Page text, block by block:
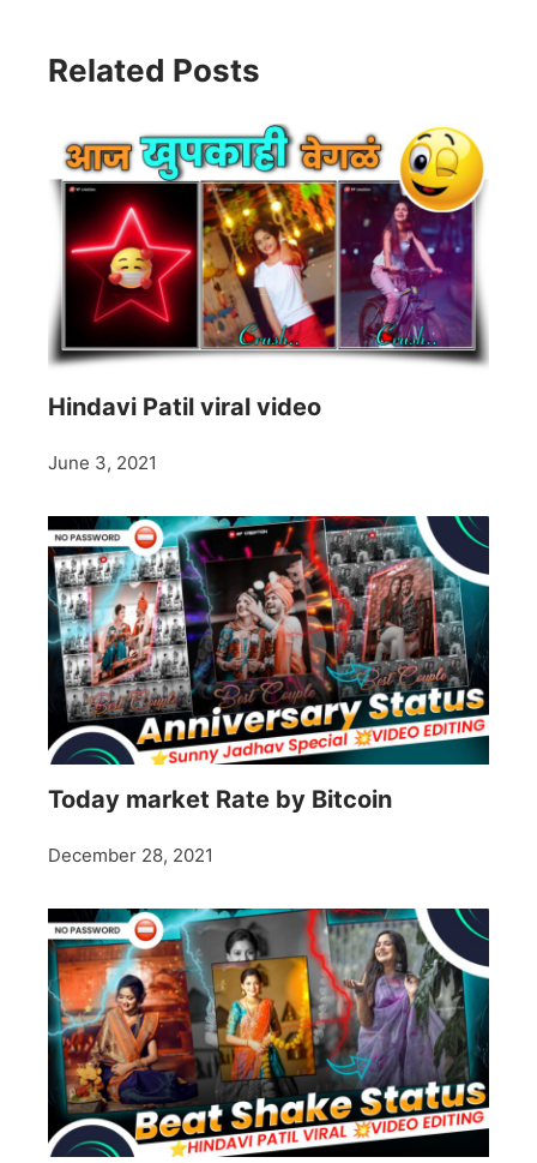
Related Posts
Hindavi Patil viral video
June 3, 2021
Today market Rate by Bitcoin
December 28, 2021